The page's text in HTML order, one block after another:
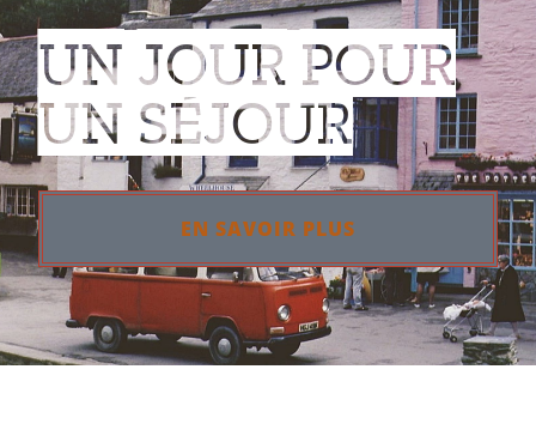
UN JOUR POUR
UN SÉJOUR
EN SAVOIR PLUS